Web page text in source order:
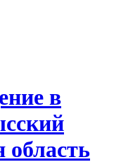
в
область